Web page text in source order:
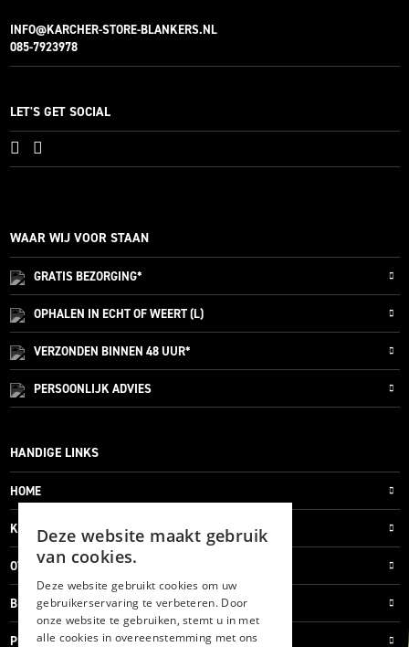
INFO@KARCHER-STORE-BLANKERS.NL
085-7923978
LET'S GET SOCIAL
WAAR WIJ VOOR STAAN
GRATISBEZORGING*
OPHALEN IN ECHT OF WEERT (L)
VERZONDEN BINNEN 48 UUR*
PERSOONLIJKADVIES
HANDIGE LINKS
HOME
KLANTENSERVICE
OVER ONS
BLOG
PRIVACYVERKLARING
Deze website maakt gebruik
van cookies.
Deze website gebruikt cookies om uw
gebruikerservaring te verbeteren. Door
onze website te gebruiken, stemt u in met
alle cookies in overeenstemming met ons